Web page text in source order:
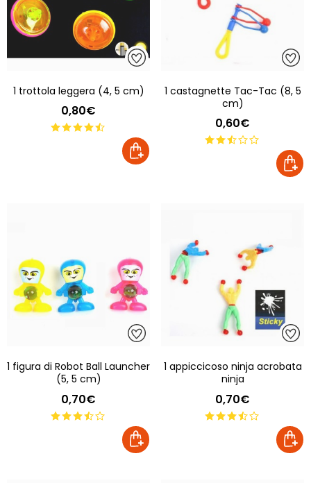
1 trottola leggera (4, 5 cm)
0,80€
1 castagnette Tac-Tac (8, 5
cm)
0,60€
1 figura di Robot Ball Launcher
(5, 5 cm)
0,70€
1 appiccicoso ninja acrobata
ninja
0,70€